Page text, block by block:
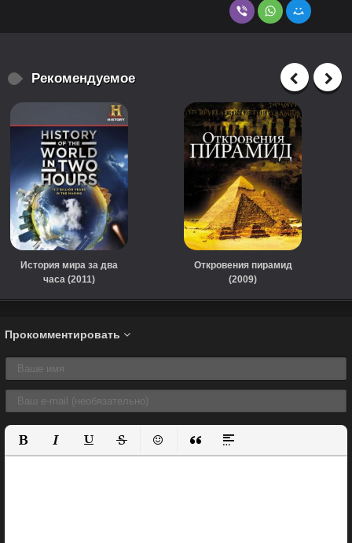
Рекомендуемое
История мира за два
часа (2011)
Откровения пирамид
(2009)
Прокомментировать
Полужирный
КурсивПодчеркнутый
ЗачеркнутыйВставить смайлик
Вставка цитаты
Вставка спойлера